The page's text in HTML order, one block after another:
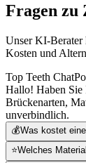
Fragen zu
Unser KI-Berater
Kosten und
Top Teeth Chat
Hallo! Haben Sie
Brückenarten,
unverbindlich.
💰Was kostet
⭐Welches